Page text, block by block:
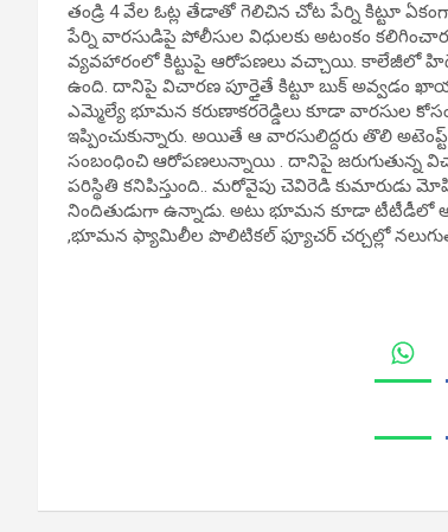
తండ్రి 4 వేల ఓట్ల తేడాతో గెలిచిన చోట పేర్ని కిట్టూ
పేర్ని వారసుడిపై పోలీసుల విధులకు అటంకం
వ్యవహారంలో కిట్టుపై ఆరోపణలు వచ్చాయి. కాలేజీలో
ఉంది. దానిపై విచారణ పూర్తైతే కిట్టూ బుక్ అవ్వడం
ఎమ్మెల్యే భూమన కరుణాకరరెడ్డిలు కూడా వారసుల కోసం
ఇప్పించుకున్నారు. అయితే ఆ వారసులిద్దరు తొలి
సంబంధించి ఆరోపణలున్నాయి . దానిపై జరుగుతున్న
పరిస్థితి కనిపిస్తుంది.. మరోవైపు చెవిరెడి కుమారుడు
నిందితుడుగా ఉన్నాడు. అటు భూమన కూడా టీటీడీలో
,భూమన ఫ్యామిలీల పొలిటికల్ ఫ్యూచర్ చర్చల్లో